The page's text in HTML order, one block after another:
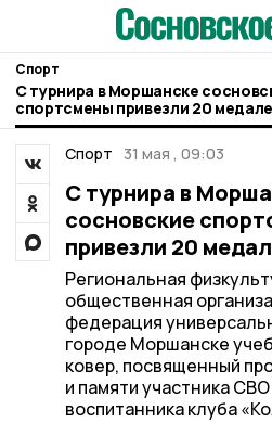
Спорт
С турнира в Моршанске
спортсмены привезли 20
Спорт
31 мая , 09:03
С турнира в
сосновские
привезли 20
Региональная
общественная
федерация
городе Моршанске
ковер, посвященный
и памяти участника
воспитанника клуба